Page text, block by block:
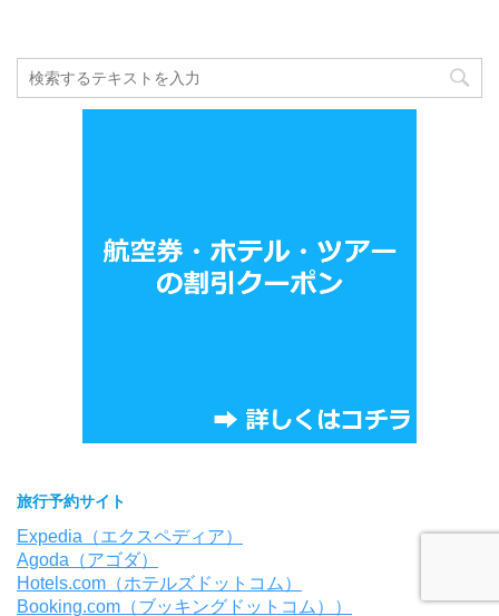
旅行予約サイト
Expedia（エクスペディア）
Agoda（アゴダ）
Hotels.com（ホテルズドットコム）
Booking.com（ブッキングドットコム））